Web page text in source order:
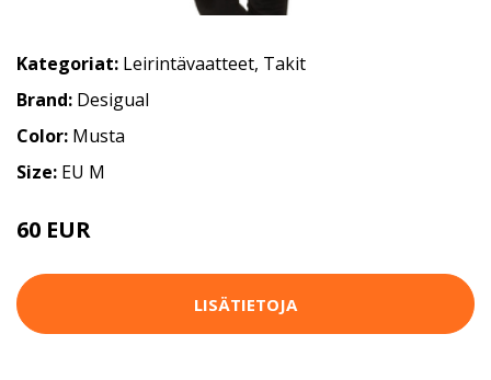
Kategoriat: Leirintävaatteet, Takit
Brand: Desigual
Color: Musta
Size: EU M
60 EUR
LISÄTIETOJA